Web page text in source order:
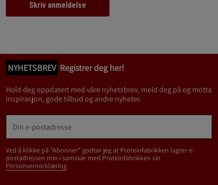
Skriv anmeldelse
NYHETSBREV Registrer deg her!
Hold deg oppdatert med våre nyhetsbrev, meld deg på og motta
inspirasjon, gode tilbud og andre nyheter.
Ved å klikke på "Abonner" godtar jeg at Proteinfabrikken lagrer e-
postadressen min i samsvar med Proteinfabrikken sin
Personvernerklæring.